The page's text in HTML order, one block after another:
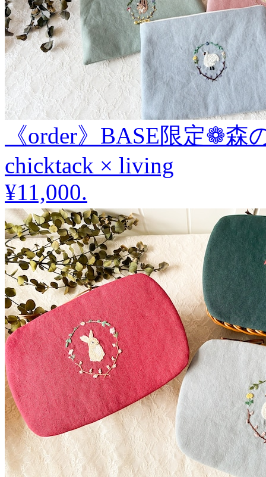
《order》BASE限定❁
chicktack × living
¥11,000.